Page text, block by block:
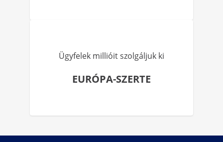
Ügyfelek millióit szolgáljuk ki
EURÓPA-SZERTE